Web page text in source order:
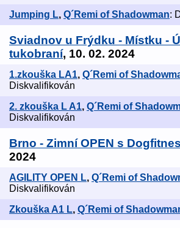
Jumping L, Q´Remi of Shadowman:
Sviadnov u Frýdku - Místku -
tukobraní, 10. 02. 2024
1.zkouška LA1, Q´Remi of
Diskvalifikován
2. zkouška L A1, Q´Remi of
Diskvalifikován
Brno - Zimní OPEN s
2024
AGILITY OPEN L, Q´Remi of
Diskvalifikován
Zkouška A1 L, Q´Remi of